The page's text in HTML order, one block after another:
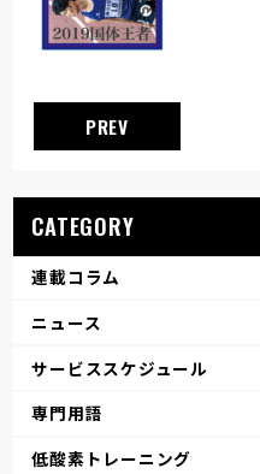
PREV
CATEGORY
連載コラム
ニュース
サービススケジュール
専門用語
低酸素トレーニング